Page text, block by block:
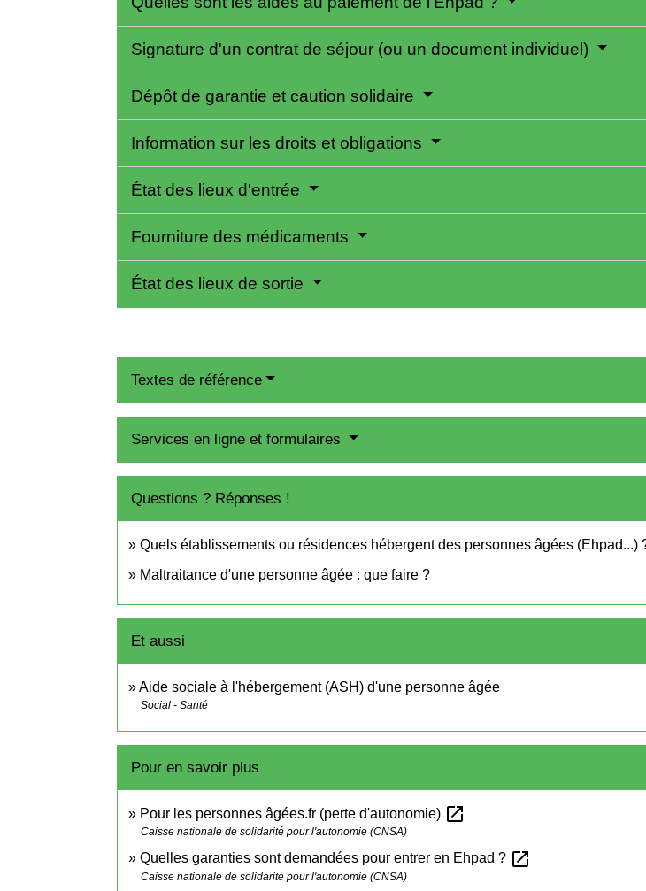
Signature d'un contrat de séjour (ou un document individuel)
Dépôt de garantie et caution solidaire
Information sur les droits et obligations
État des lieux d'entrée
Fourniture des médicaments
État des lieux de sortie
Textes de référence
Services en ligne et formulaires
Questions ? Réponses !
Quels établissements ou résidences hébergent des personnes âgées (Ehpad...)
Maltraitance d'une personne âgée : que faire ?
Et aussi
Aide sociale à l'hébergement (ASH) d'une personne âgée
Social - Santé
Pour en savoir plus
Pour les personnes âgées.fr (perte d'autonomie) open_in_new
Caisse nationale de solidarité pour l'autonomie (CNSA)
Quelles garanties sont demandées pour entrer en Ehpad ? open_in_new
Caisse nationale de solidarité pour l'autonomie (CNSA)